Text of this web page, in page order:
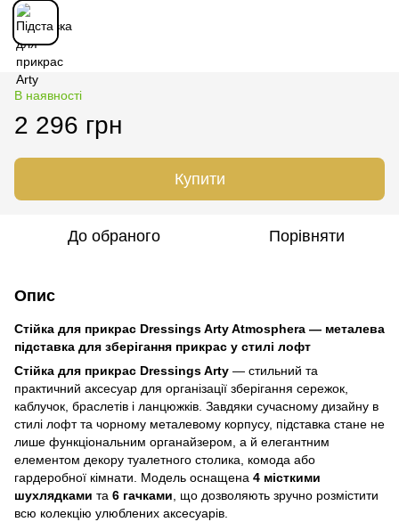
В наявності
2 296 грн
Купити
До обраного Порівняти
Опис
Стійка для прикрас Dressings Arty Atmosphera — металева
підставка для зберігання прикрас у стилі лофт
Стійка для прикрас Dressings Arty — стильний та
практичний аксесуар для організації зберігання сережок,
каблучок, браслетів і ланцюжків. Завдяки сучасному дизайну в
стилі лофт та чорному металевому корпусу, підставка стане не
лише функціональним органайзером, а й елегантним
елементом декору туалетного столика, комода або
гардеробної кімнати. Модель оснащена 4 місткими
шухлядками та 6 гачками , що дозволяють зручно розмістити
всю колекцію улюблених аксесуарів.